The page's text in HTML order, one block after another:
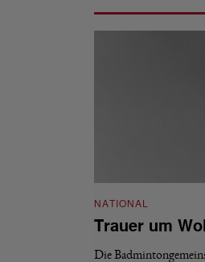
NATIONAL
Trauer um
Die